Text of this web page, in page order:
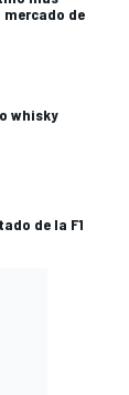
de
whisky
de la F1